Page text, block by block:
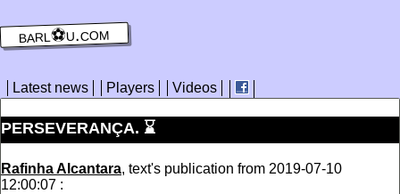
barl⚽️u.com
Latest news Players Videos
PERSEVERANÇA. ⌛️
Rafinha Alcantara, text's publication from 2019-07-10
12:00:07 :